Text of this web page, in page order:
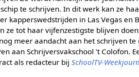
te schrijven. In dit werk kan ze
kapperswedstrijden in Las Vegas en
ze tot haar vijfenzestigste blijven
meer aandacht aan het schrijven
aan Schrijversvakschool ’t Colofon.
als redacteur bijSchoolTV-